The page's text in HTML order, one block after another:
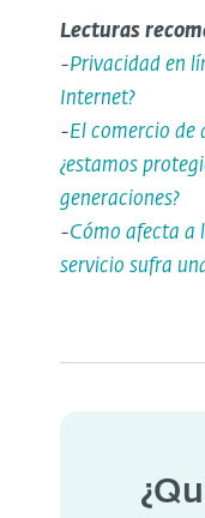
Lecturas
-Privacidad en
Internet?
-El comercio de
¿estamos
generaciones?
-Cómo afecta a
servicio sufra